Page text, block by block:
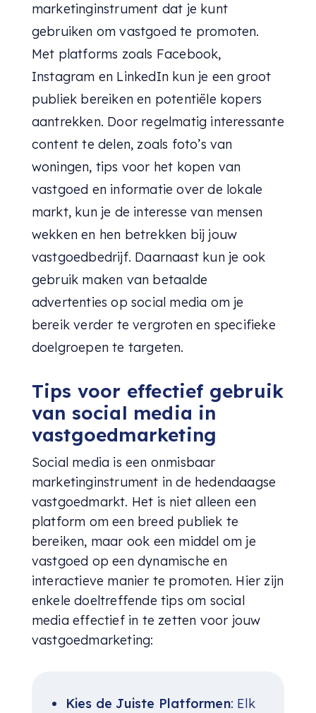
marketinginstrument dat je kunt
gebruiken om vastgoed te promoten.
Met platforms zoals Facebook,
Instagram en LinkedIn kun je een groot
publiek bereiken en potentiële kopers
aantrekken. Door regelmatig interessante
content te delen, zoals foto’s van
woningen, tips voor het kopen van
vastgoed en informatie over de lokale
markt, kun je de interesse van mensen
wekken en hen betrekken bij jouw
vastgoedbedrijf. Daarnaast kun je ook
gebruik maken van betaalde
advertenties op social media om je
bereik verder te vergroten en specifieke
doelgroepen te targeten.
Tips voor effectief gebruik
van social media in
vastgoedmarketing
Social media is een onmisbaar
marketinginstrument in de hedendaagse
vastgoedmarkt. Het is niet alleen een
platform om een breed publiek te
bereiken, maar ook een middel om je
vastgoed op een dynamische en
interactieve manier te promoten. Hier zijn
enkele doeltreffende tips om social
media effectief in te zetten voor jouw
vastgoedmarketing:
Kies de Juiste Platformen: Elk